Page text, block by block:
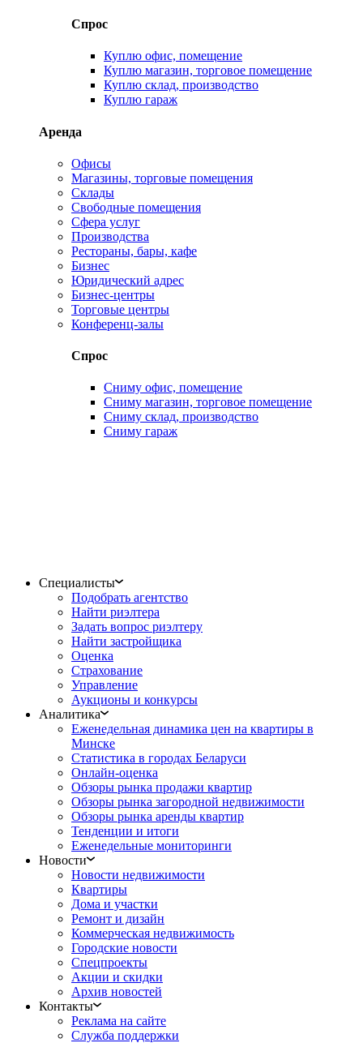
Спрос
Куплю офис, помещение
Куплю магазин, торговое помещение
Куплю склад, производство
Куплю гараж
Аренда
Офисы
Магазины, торговые помещения
Склады
Свободные помещения
Сфера услуг
Производства
Рестораны, бары, кафе
Бизнес
Юридический адрес
Бизнес-центры
Торговые центры
Конференц-залы
Спрос
Сниму офис, помещение
Сниму магазин, торговое помещение
Сниму склад, производство
Сниму гараж
Специалисты
Подобрать агентство
Найти риэлтера
Задать вопрос риэлтеру
Найти застройщика
Оценка
Страхование
Управление
Аукционы и конкурсы
Аналитика
Еженедельная динамика цен на квартиры в
Минске
Статистика в городах Беларуси
Онлайн-оценка
Обзоры рынка продажи квартир
Обзоры рынка загородной недвижимости
Обзоры рынка аренды квартир
Тенденции и итоги
Еженедельные мониторинги
Новости
Новости недвижимости
Квартиры
Дома и участки
Ремонт и дизайн
Коммерческая недвижимость
Городские новости
Спецпроекты
Акции и скидки
Архив новостей
Контакты
Реклама на сайте
Служба поддержки